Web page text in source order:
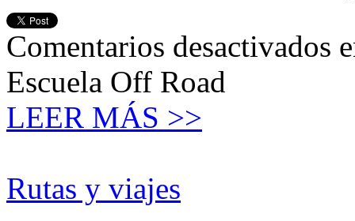
Comentarios desactivados
Escuela Off Road
LEER MÁS >>
Rutas y viajes